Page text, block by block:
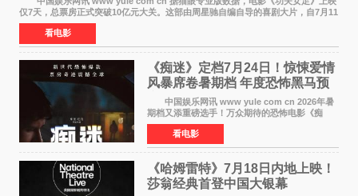
仅7天，总票房正式突破10亿元大关。这部由周星驰自编自导的喜剧大片，自7月11
日公映以来便展现出惊人的市场统治力。
看电影
《痴迷》定档7月24日！惊悚爱情
风暴席卷暑期档 年度恐怖黑马预
中国娱乐网讯 www yule com cn 2026年暑
期档又添重磅选手！万众期待的恐怖电影《痴
迷》今日正式官宣定档，将于7月24日登陆内地各
大院线。这部被业内专家誉为新世代爆款恐怖电
影的作品，将为
看电影
《哈姆雷特》7月18日内地上映！
莎翁经典首登中国大银幕